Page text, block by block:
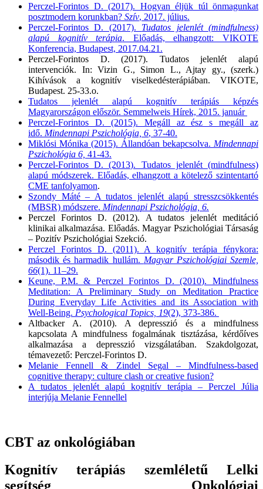
Perczel-Forintos D. (2017). Hogyan éljük túl önmagunkat
posztmodern korunkban? Szív, 2017. július.
Perczel-Forintos D. (2017). Tudatos jelenlét (mindfulness)
alapú kognitív terápia. Előadás, elhangzott: VIKOTE
Konferencia, Budapest, 2017.04.21.
Perczel-Forintos D. (2017). Tudatos jelenlét alapú
intervenciók. In: Vizin G., Simon L., Ajtay gy., (szerk.)
Kihívások a kognitív viselkedésterápiában. VIKOTE,
Budapest. 25-33.o.
Tudatos jelenlét alapú kognitív terápiás képzés
Magyarországon először. Semmelweis Hírek, 2015. január
Perczel-Forintos D. (2015). Megáll az ész s megáll az
idő. Mindennapi Pszichológia, 6, 37-40.
Miklósi Mónika (2015). Állandóan bekapcsolva. Mindennapi
Pszichológia 6, 41-43.
Perczel-Forintos D. (2013). Tudatos jelenlét (mindfulness)
alapú módszerek. Előadás, elhangzott a kötelező szintentartó
CME tanfolyamon.
Szondy Máté – A tudatos jelenlét alapú stresszcsökkentés
(MBSR) módszere. Mindennapi Pszichológia, 6.
Perczel Forintos D. (2012). A tudatos jelenlét meditáció
klinikai alkalmazása. Előadás. Magyar Pszichológiai Társaság
– Pozitív Pszichológiai Szekció.
Perczel Forintos D. (2011). A kognitív terápia fénykora:
második és harmadik hullám. Magyar Pszichológiai Szemle,
66(1). 11–29.
Keune, P.M. & Perczel Forintos D. (2010). Mindfulness
Meditation: A Preliminary Study on Meditation Practice
During Everyday Life Activities and its Association with
Well-Being. Psychological Topics, 19(2), 373-386.
Altbacker A. (2010). A depresszió és a mindfulness
kapcsolata A mindfulness fogalmának tisztázása, kérdőíves
alkalmazása a depresszió vizsgálatában. Szakdolgozat,
témavezető: Perczel-Forintos D.
Melanie Fennell & Zindel Segal – Mindfulness-based
cognitive therapy: culture clash or creative fusion?
A tudatos jelenlét alapú kognitív terápia – Perczel Júlia
interjúja Melanie Fennellel
CBT az onkológiában
Kognitív terápiás szemléletű Lelki
segítség Onkológiai